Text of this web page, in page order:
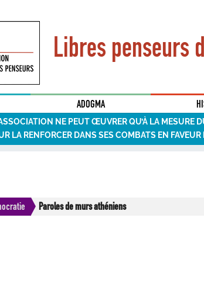
Libres penseurs
ADOGMA
NE PEUT ŒUVRER QU’À LA MESURE
LA RENFORCER DANS SES COMBATS EN
Paroles de murs athéniens